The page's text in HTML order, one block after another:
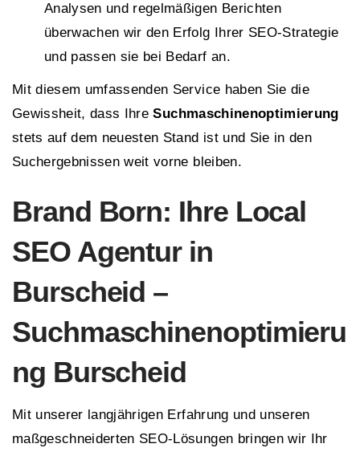
Analysen und regelmäßigen Berichten
überwachen wir den Erfolg Ihrer SEO-Strategie
und passen sie bei Bedarf an.
Mit diesem umfassenden Service haben Sie die
Gewissheit, dass IhreSuchmaschinenoptimierung
stets auf dem neuesten Stand ist und Sie in den
Suchergebnissen weit vorne bleiben.
Brand Born: Ihre Local
SEO Agentur in
Burscheid –
Suchmaschinenoptimieru
ng Burscheid
Mit unserer langjährigen Erfahrung und unseren
maßgeschneiderten SEO-Lösungen bringen wir Ihr